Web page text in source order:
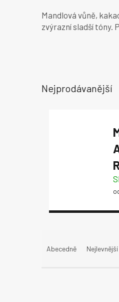
Mandlová vůně,
zvýrazní sladší tóny.
Nejprodávanější
Abecedně Nejlevnější